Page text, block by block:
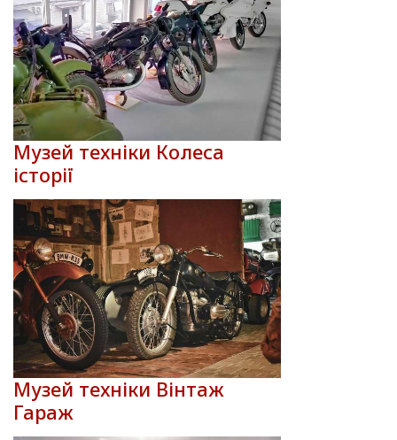
Музей техніки Колеса
історії
Музей техніки Вінтаж
Гараж